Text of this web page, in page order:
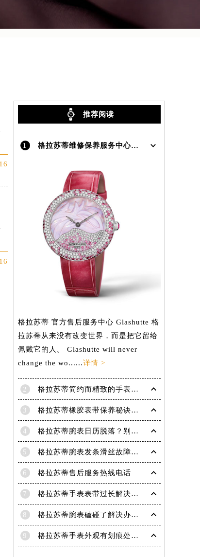
推荐阅读
1 格拉苏蒂维修保养服务中心介绍 | Glashutte
格拉苏蒂 官方售后服务中心 Glashutte 格
拉苏蒂从来没有改变世界，而是把它留给
佩戴它的人。 Glashutte will never
change the wo......详情 >
2 格拉苏蒂简约而精致的手表，Lady Serenade Karree腕表
3 格拉苏蒂橡胶表带保养秘诀：守护彩虹色彩，拒绝老化
4 格拉苏蒂腕表日历脱落？别急，这里有解决妙招
5 格拉苏蒂腕表发条滑丝故障？专业修复技巧大揭秘
6 格拉苏蒂售后服务热线电话
7 格拉苏蒂手表表带过长解决方法（轻松调整佩戴舒适度指南）
8 格拉苏蒂腕表磕碰了解决办法汇总（日常保养与修复技巧）
9 格拉苏蒂手表外观有划痕处理方法详解（轻松修复爱表的小技巧）